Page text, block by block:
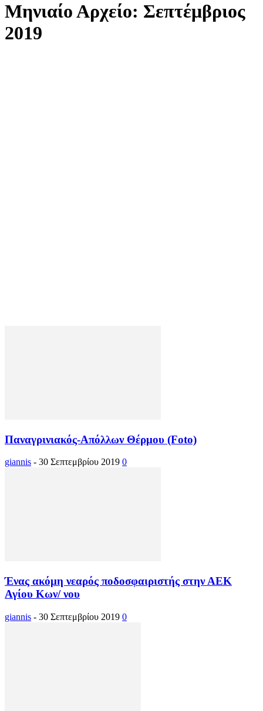
Μηνιαίο Αρχείο: Σεπτέμβριος
2019
Παναγρινιακός-Απόλλων Θέρμου (Foto)
giannis - 30 Σεπτεμβρίου 2019 0
Ένας ακόμη νεαρός ποδοσφαιριστής στην ΑΕΚ
Αγίου Κων/ νου
giannis - 30 Σεπτεμβρίου 2019 0